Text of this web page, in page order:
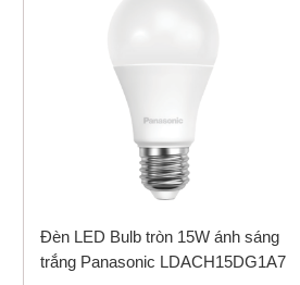
Đèn LED Bulb tròn 15W ánh sáng
trắng Panasonic LDACH15DG1A7